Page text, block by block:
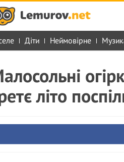
Діти Неймовірне
літо